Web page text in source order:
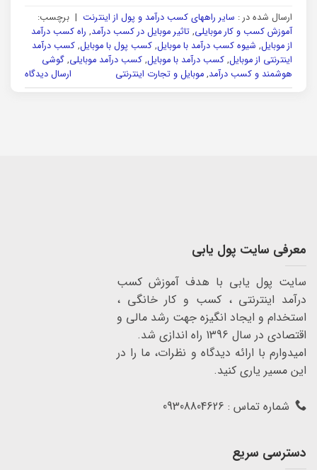
ارسال شده در : سایر راههای کسب درآمد و پول از اینترنت | برچسب:
آموزش کسب و کار موبایلی, تاثیر موبایل در کسب درآمد, راه کسب درآمد
از موبایل, شیوه کسب درآمد با موبایل, کسب پول با موبایل, کسب درآمد
اینترنتی از موبایل, کسب درآمد با موبایل, کسب درآمد موبایلی, گوشی
هوشمند و کسب درآمد, موبایل و تجارت اینترنتی ارسال دیدگاه
معرفی سایت پول یابی
سایت پول یابی با هدف آموزش کسب
درآمد اینترنتی ، کسب و کار خانگی ،
استخدام و ایجاد انگیزه جهت رشد مالی و
اقتصادی در سال 1396 راه اندازی شد.
امیدوارم با ارائه دیدگاه و نظرات، ما را در
این مسیر یاری کنید.
شماره تماس : 09308804626
دسترسی سریع